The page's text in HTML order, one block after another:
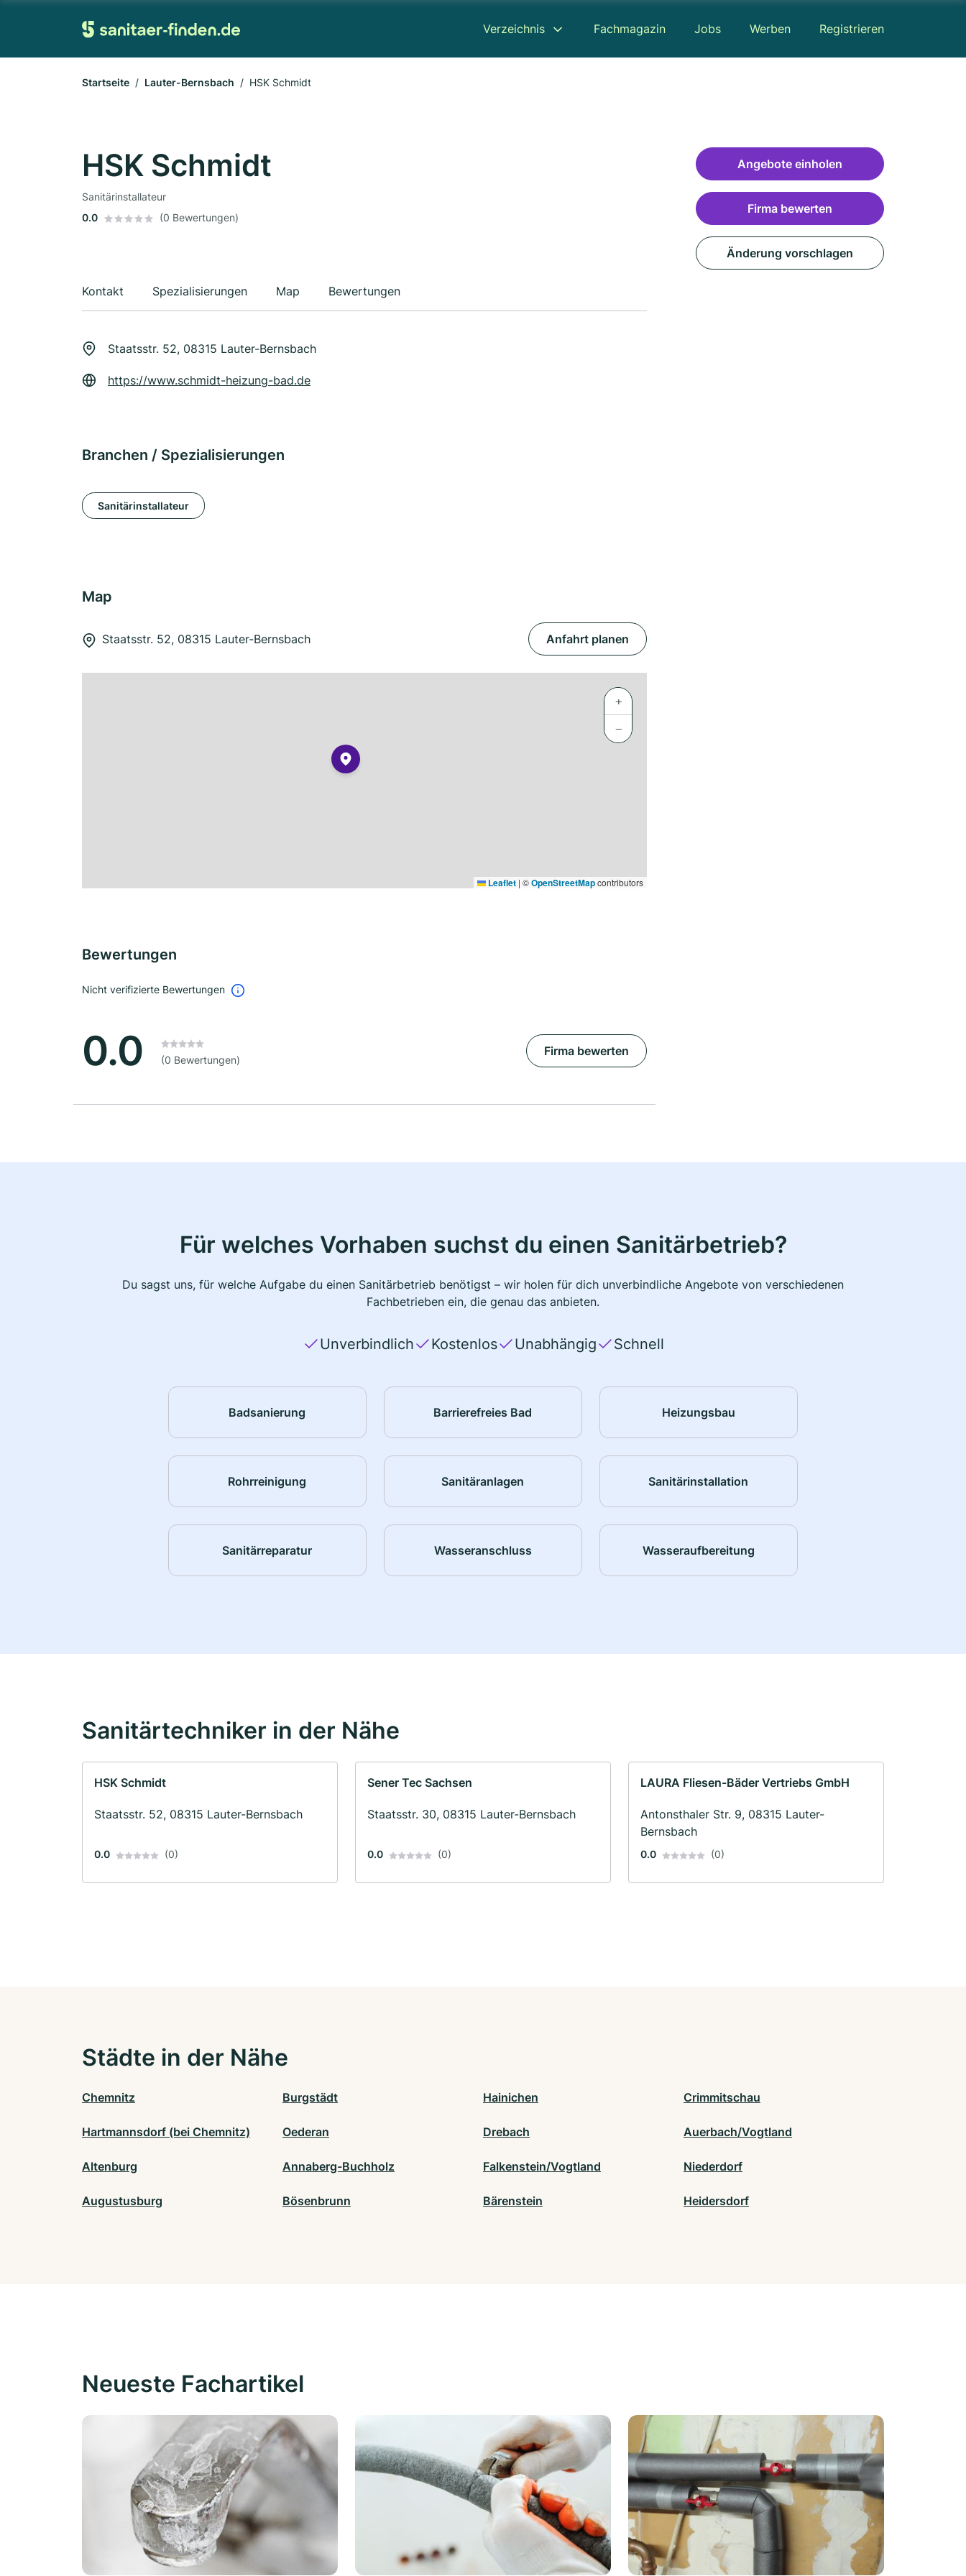
Verzeichnis Fachmagazin Jobs Werben Registrieren
Startseite Lauter-Bernsbach HSK Schmidt
HSK Schmidt
Sanitärinstallateur
0.0
(0 Bewertungen)
Kontakt Spezialisierungen Map Bewertungen
Staatsstr. 52, 08315 Lauter-Bernsbach
https://www.schmidt-heizung-bad.de
Branchen / Spezialisierungen
Sanitärinstallateur
Map
Staatsstr. 52, 08315 Lauter-Bernsbach Anfahrt planen
+
−
Leaflet | ©OpenStreetMapcontributors
Bewertungen
Nicht verifizierte Bewertungen
0.0 (0 Bewertungen)
Firma bewerten
Angebote einholen
Firma bewerten
Änderung vorschlagen
Für welches Vorhaben suchst du einen Sanitärbetrieb?
Du sagst uns, für welche Aufgabe du einen Sanitärbetrieb benötigst – wir holen für dich unverbindliche Angebote von verschiedenen
Fachbetrieben ein, die genau das anbieten.
Unverbindlich Kostenlos Unabhängig Schnell
Badsanierung Barrierefreies Bad Heizungsbau
Rohrreinigung Sanitäranlagen Sanitärinstallation
Sanitärreparatur Wasseranschluss Wasseraufbereitung
Sanitärtechniker in der Nähe
HSK Schmidt
Staatsstr. 52, 08315 Lauter-Bernsbach
0.0 (0)
Sener Tec Sachsen
Staatsstr. 30, 08315 Lauter-Bernsbach
0.0 (0)
LAURA Fliesen-Bäder Vertriebs GmbH
Antonsthaler Str. 9, 08315 Lauter-
Bernsbach
0.0 (0)
Städte in der Nähe
Chemnitz Burgstädt Hainichen Crimmitschau
Hartmannsdorf (bei Chemnitz) Oederan Drebach Auerbach/Vogtland
Altenburg Annaberg-Buchholz Falkenstein/Vogtland Niederdorf
Augustusburg Bösenbrunn Bärenstein Heidersdorf
Neueste Fachartikel